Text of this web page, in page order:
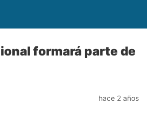
formará parte de
hace 2 años